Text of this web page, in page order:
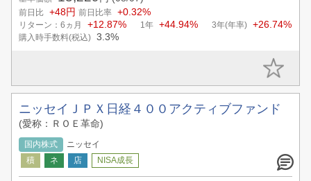
前日比 +48円 前日比率 +0.32%
リターン：6ヵ月 +12.87% 1年 +44.94% 3年(年率) +26.74%
購入時手数料(税込) 3.3%
ニッセイＪＰＸ日経４００アクティブファンド
(愛称：ＲＯＥ革命)
国内株式 ニッセイ